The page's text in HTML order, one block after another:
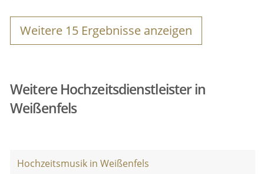
Weitere 15 Ergebnisse anzeigen
Weitere Hochzeitsdienstleister in
Weißenfels
Hochzeitsmusik in Weißenfels